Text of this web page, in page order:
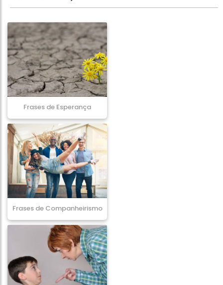
Frases de Esperança
Frases de Companheirismo